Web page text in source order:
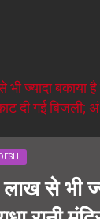
से भी